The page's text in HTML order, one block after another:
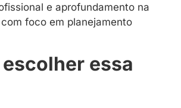
e aprofundamento na
foco em planejamento
essa